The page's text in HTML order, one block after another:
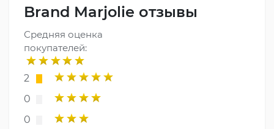
Brand Marjolie отзывы
Средняя оценка
покупателей:
2
0
0